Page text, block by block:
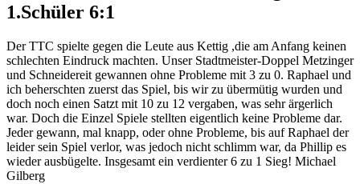
1.Schüler 6:1
Der TTC spielte gegen die Leute aus Kettig ,die am Anfang keinen
schlechten Eindruck machten. Unser Stadtmeister-Doppel Metzinger
und Schneidereit gewannen ohne Probleme mit 3 zu 0. Raphael und
ich beherschten zuerst das Spiel, bis wir zu übermütig wurden und
doch noch einen Satzt mit 10 zu 12 vergaben, was sehr ärgerlich
war. Doch die Einzel Spiele stellten eigentlich keine Probleme dar.
Jeder gewann, mal knapp, oder ohne Probleme, bis auf Raphael der
leider sein Spiel verlor, was jedoch nicht schlimm war, da Phillip es
wieder ausbügelte. Insgesamt ein verdienter 6 zu 1 Sieg! Michael
Gilberg